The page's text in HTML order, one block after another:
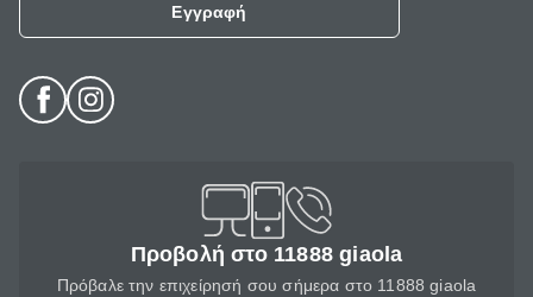
Εγγραφή
Προβολή στο 11888 giaola
Πρόβαλε την επιχείρησή σου σήμερα στο 11888 giaola